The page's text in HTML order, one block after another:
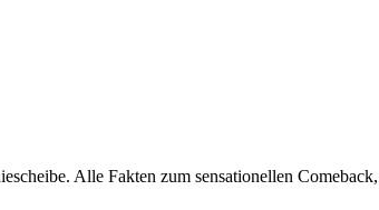
Alle Fakten zum sensationellen